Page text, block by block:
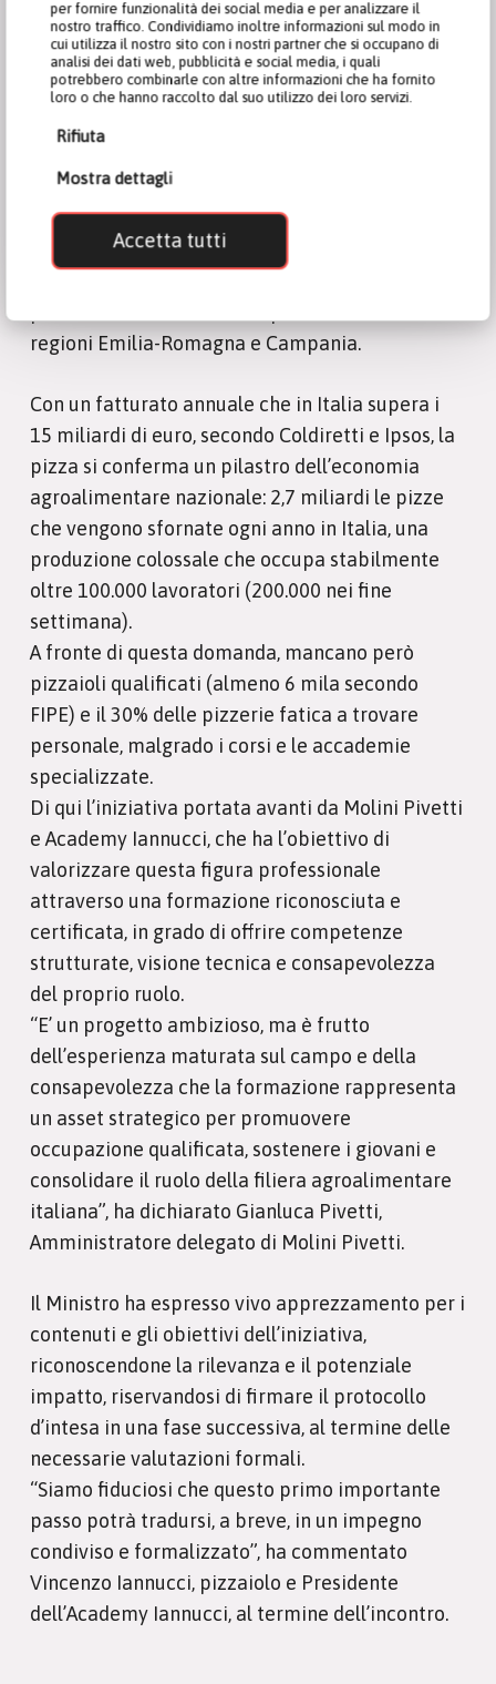
per fornire funzionalità dei social media e per analizzare il
nostro traffico. Condividiamo inoltre informazioni sul modo in
cui utilizza il nostro sito con i nostri partner che si occupano di
analisi dei dati web, pubblicità e social media, i quali
potrebbero combinarle con altre informazioni che ha fornito
loro o che hanno raccolto dal suo utilizzo dei loro servizi.
Rifiuta
Mostra dettagli
Accetta tutti
“Arte del pizzaiolo”, un percorso formativo che
mira al riconoscimento e alla valorizzazione
della figura professionale del pizzaiolo.
Il progetto pilota prevede l’attivazione negli
dedicato alla figura del pizzaiolo, che si
comporrà di una parte teorica e una pratica, e
sarà realizzato in collaborazione con docenti,
regioni Emilia-Romagna e Campania.
Con un fatturato annuale che in Italia supera i
15 miliardi di euro, secondo Coldiretti e Ipsos, la
pizza si conferma un pilastro dell’economia
agroalimentare nazionale: 2,7 miliardi le pizze
che vengono sfornate ogni anno in Italia, una
produzione colossale che occupa stabilmente
oltre 100.000 lavoratori (200.000 nei fine
settimana).
A fronte di questa domanda, mancano però
pizzaioli qualificati (almeno 6 mila secondo
FIPE) e il 30% delle pizzerie fatica a trovare
personale, malgrado i corsi e le accademie
specializzate.
Di qui l’iniziativa portata avanti da Molini Pivetti
e Academy Iannucci, che ha l’obiettivo di
valorizzare questa figura professionale
attraverso una formazione riconosciuta e
certificata, in grado di offrire competenze
strutturate, visione tecnica e consapevolezza
del proprio ruolo.
“E’ un progetto ambizioso, ma è frutto
dell’esperienza maturata sul campo e della
consapevolezza che la formazione rappresenta
un asset strategico per promuovere
occupazione qualificata, sostenere i giovani e
consolidare il ruolo della filiera agroalimentare
italiana”, ha dichiarato Gianluca Pivetti,
Amministratore delegato di Molini Pivetti.
Il Ministro ha espresso vivo apprezzamento per i
contenuti e gli obiettivi dell’iniziativa,
riconoscendone la rilevanza e il potenziale
impatto, riservandosi di firmare il protocollo
d’intesa in una fase successiva, al termine delle
necessarie valutazioni formali.
“Siamo fiduciosi che questo primo importante
passo potrà tradursi, a breve, in un impegno
condiviso e formalizzato”, ha commentato
Vincenzo Iannucci, pizzaiolo e Presidente
dell’Academy Iannucci, al termine dell’incontro.